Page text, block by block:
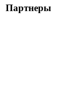
Партнеры